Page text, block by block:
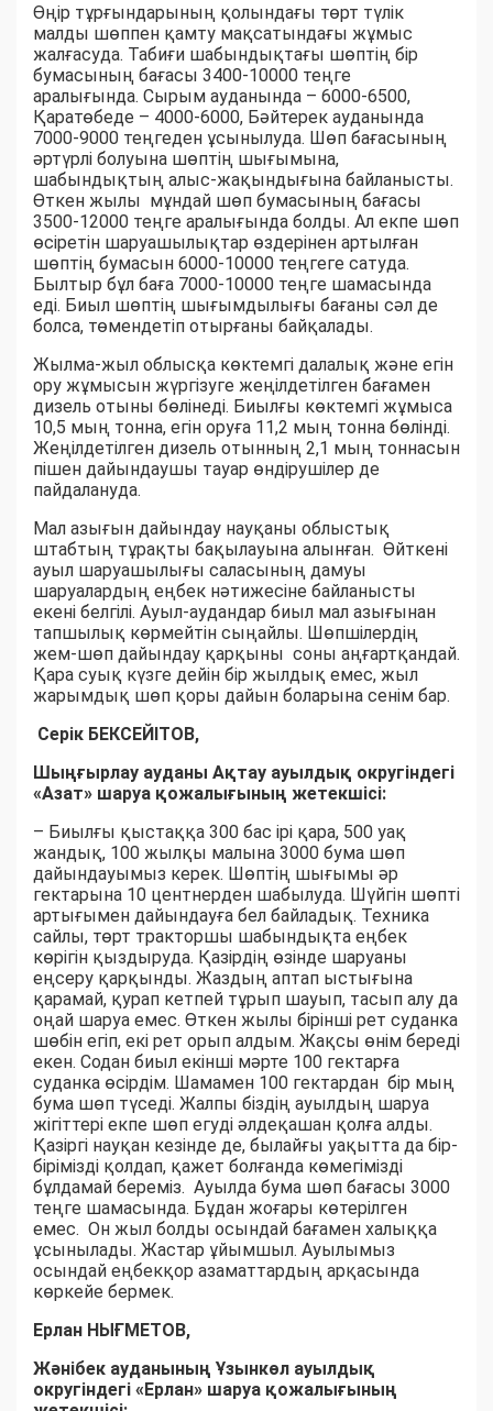
Өңір тұрғындарының қолындағы төрт түлік
малды шөппен қамту мақсатындағы жұмыс
жалғасуда. Табиғи шабындықтағы шөптің бір
бумасының бағасы 3400-10000 теңге
аралығында. Сырым ауданында – 6000-6500,
Қаратөбеде – 4000-6000, Бәйтерек ауданында
7000-9000 теңгеден ұсынылуда. Шөп бағасының
әртүрлі болуына шөптің шығымына,
шабындықтың алыс-жақындығына байланысты.
Өткен жылы мұндай шөп бумасының бағасы
3500-12000 теңге аралығында болды. Ал екпе шөп
өсіретін шаруашылықтар өздерінен артылған
шөптің бумасын 6000-10000 теңгеге сатуда.
Былтыр бұл баға 7000-10000 теңге шамасында
еді. Биыл шөптің шығымдылығы бағаны сәл де
болса, төмендетіп отырғаны байқалады.
Жылма-жыл облысқа көктемгі далалық және егін
ору жұмысын жүргізуге жеңілдетілген бағамен
дизель отыны бөлінеді. Биылғы көктемгі жұмыса
10,5 мың тонна, егін оруға 11,2 мың тонна бөлінді.
Жеңілдетілген дизель отынның 2,1 мың тоннасын
пішен дайындаушы тауар өндірушілер де
пайдалануда.
Мал азығын дайындау науқаны облыстық
штабтың тұрақты бақылауына алынған. Өйткені
ауыл шаруашылығы саласының дамуы
шаруалардың еңбек нәтижесіне байланысты
екені белгілі. Ауыл-аудандар биыл мал азығынан
тапшылық көрмейтін сыңайлы. Шөпшілердің
жем-шөп дайындау қарқыны соны аңғартқандай.
Қара суық күзге дейін бір жылдық емес, жыл
жарымдық шөп қоры дайын боларына сенім бар.
Серік БЕКСЕЙІТОВ,
Шыңғырлау ауданы Ақтау ауылдық округіндегі
«Азат» шаруа қожалығының жетекшісі:
– Биылғы қыстаққа 300 бас ірі қара, 500 уақ
жандық, 100 жылқы малына 3000 бума шөп
дайындауымыз керек. Шөптің шығымы әр
гектарына 10 центнерден шабылуда. Шүйгін шөпті
артығымен дайындауға бел байладық. Техника
сайлы, төрт тракторшы шабындықта еңбек
көрігін қыздыруда. Қазірдің өзінде шаруаны
еңсеру қарқынды. Жаздың аптап ыстығына
қарамай, қурап кетпей тұрып шауып, тасып алу да
оңай шаруа емес. Өткен жылы бірінші рет суданка
шөбін егіп, екі рет орып алдым. Жақсы өнім береді
екен. Содан биыл екінші мәрте 100 гектарға
суданка өсірдім. Шамамен 100 гектардан бір мың
бума шөп түседі. Жалпы біздің ауылдың шаруа
жігіттері екпе шөп егуді әлдеқашан қолға алды.
Қазіргі науқан кезінде де, былайғы уақытта да бір-
бірімізді қолдап, қажет болғанда көмегімізді
бұлдамай береміз. Ауылда бума шөп бағасы 3000
теңге шамасында. Бұдан жоғары көтерілген
емес. Он жыл болды осындай бағамен халыққа
ұсынылады. Жастар ұйымшыл. Ауылымыз
осындай еңбекқор азаматтардың арқасында
көркейе бермек.
Ерлан НЫҒМЕТОВ,
Жәнібек ауданының Ұзынкөл ауылдық
округіндегі «Ерлан» шаруа қожалығының